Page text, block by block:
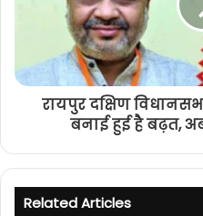
रायपुर दक्षिण
बनाई हुई है बढ़त,
Related Articles